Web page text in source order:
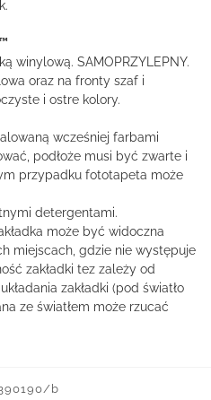
winylową. SAMOPRZYLEPNY.
oraz na fronty szaf i
i ostre kolory.
wcześniej farbami
podłoże musi być zwarte i
przypadku fototapeta może
detergentami.
może być widoczna
miejscach, gdzie nie występuje
zakładki tez zależy od
zakładki (pod światło
ze światłem może rzucać
b